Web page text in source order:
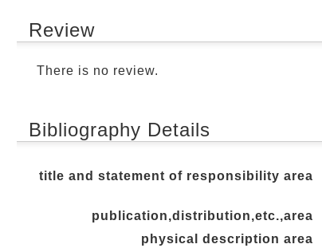
Review
There is no review.
Bibliography Details
title and statement of responsibility area
publication,distribution,etc.,area
physical description area